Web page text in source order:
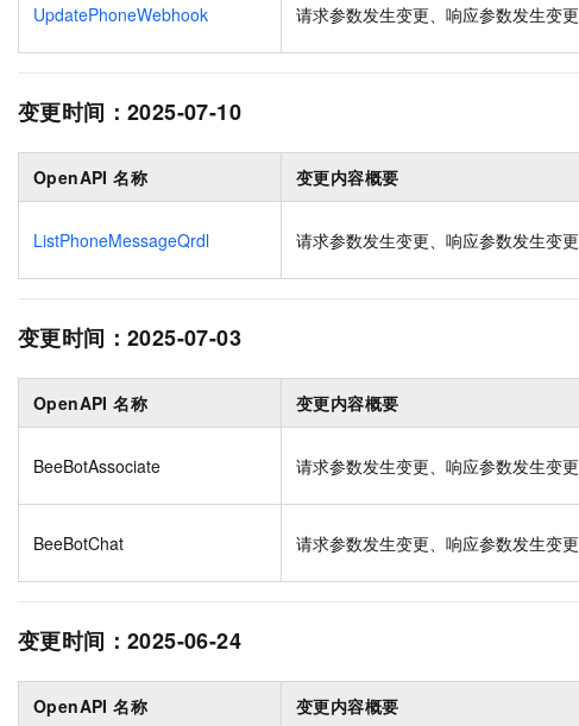
UpdatePhoneWebhook 请求参数发生变更、响应参数发生变更
变更时间： 2025-07-10
OpenAPI 名称 变更内容概要
ListPhoneMessageQrdl 请求参数发生变更、响应参数发生变更
变更时间： 2025-07-03
OpenAPI 名称 变更内容概要
BeeBotAssociate 请求参数发生变更、响应参数发生变更
BeeBotChat 请求参数发生变更、响应参数发生变更
变更时间： 2025-06-24
OpenAPI 名称 变更内容概要